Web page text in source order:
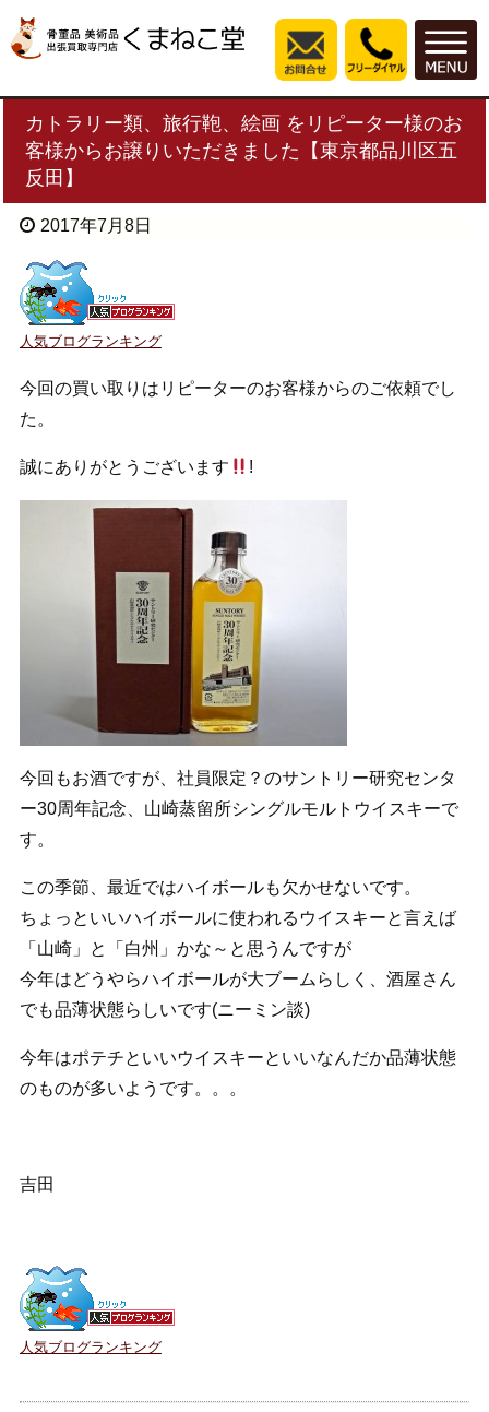
カトラリー類、旅行鞄、絵画 をリピーター様のお
客様からお譲りいただきました【東京都品川区五
反田】
2017年7月8日
人気ブログランキング
今回の買い取りはリピーターのお客様からのご依頼でし
た。
誠にありがとうございます !
今回もお酒ですが、社員限定？のサントリー研究センタ
ー30周年記念、山崎蒸留所シングルモルトウイスキーで
す。
この季節、最近ではハイボールも欠かせないです。
ちょっといいハイボールに使われるウイスキーと言えば
「山崎」と「白州」かな～と思うんですが
今年はどうやらハイボールが大ブームらしく、酒屋さん
でも品薄状態らしいです(ニーミン談)
今年はポテチといいウイスキーといいなんだか品薄状態
のものが多いようです。。。
吉田
人気ブログランキング